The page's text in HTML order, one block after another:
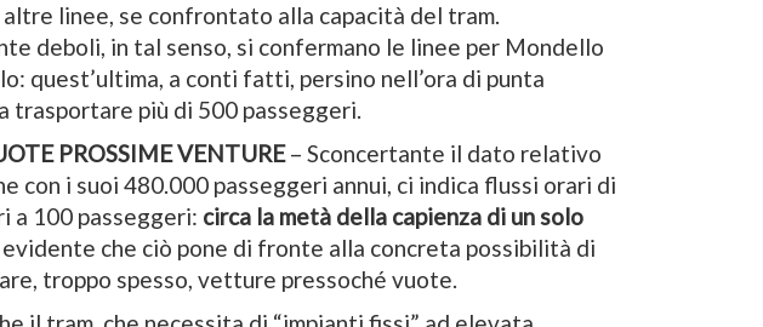
linee, se confrontato alla capacità del tram.
deboli, in tal senso, si confermano le linee per Mondello
quest’ultima, a conti fatti, persino nell’ora di punta
trasportare più di 500 passeggeri.
PROSSIME VENTURE– Sconcertante il dato relativo
con i suoi 480.000 passeggeri annui, ci indica flussi orari di
a 100 passeggeri: circa la metà della capienza di un solo
evidente che ciò pone di fronte alla concreta possibilità di
troppo spesso, vetture pressoché vuote.